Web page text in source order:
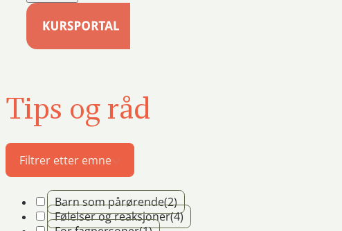
Tips og råd
Filtrer etter emne
Barn som pårørende(2)
Følelser og reaksjoner(4)